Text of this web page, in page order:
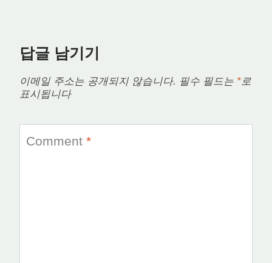
답글 남기기
이메일 주소는 공개되지 않습니다. 필수 필드는 * 로
표시됩니다
Comment *